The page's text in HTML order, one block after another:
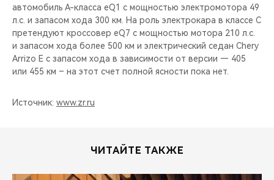
автомобиль А-класса eQ1 с мощностью электромотора 49
л.с. и запасом хода 300 км. На роль электрокара в классе C
претендуют кроссовер eQ7 с мощностью мотора 210 л.с.
и запасом хода более 500 км и электрический седан Chery
Arrizo E с запасом хода в зависимости от версии — 405
или 455 км – на этот счет полной ясности пока нет.
Источник: www.zr.ru
ЧИТАЙТЕ ТАКЖЕ